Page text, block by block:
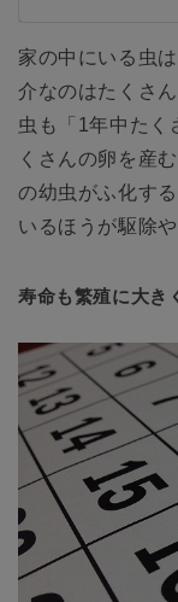
家の中にいる虫
介なのはたくさ
虫も「1年中たく
くさんの卵を産
の幼虫がふ化す
いるほうが駆除
寿命も繁殖に大き